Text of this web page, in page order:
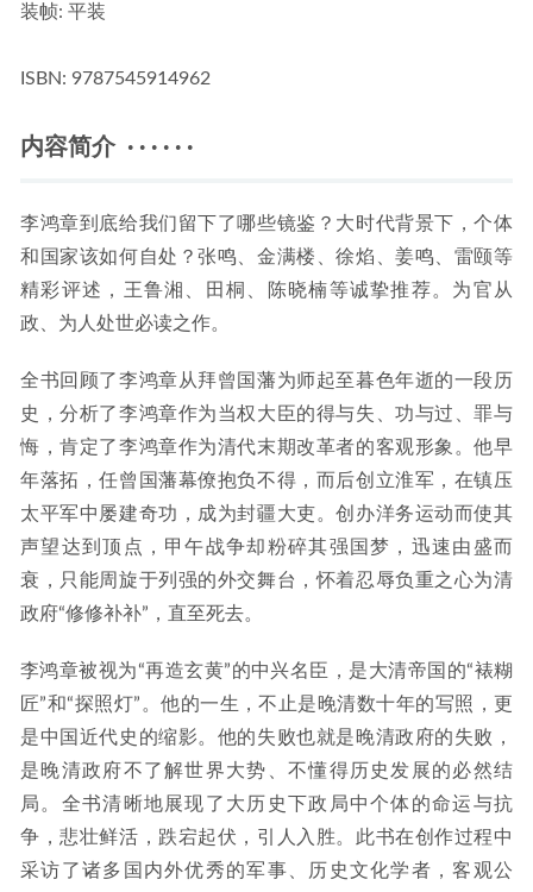
装帧: 平装
ISBN: 9787545914962
内容简介 · · · · · ·
李鸿章到底给我们留下了哪些镜鉴？大时代背景下，个体
和国家该如何自处？张鸣、金满楼、徐焰、姜鸣、雷颐等
精彩评述，王鲁湘、田桐、陈晓楠等诚挚推荐。为官从
政、为人处世必读之作。
全书回顾了李鸿章从拜曾国藩为师起至暮色年逝的一段历
史，分析了李鸿章作为当权大臣的得与失、功与过、罪与
悔，肯定了李鸿章作为清代末期改革者的客观形象。他早
年落拓，任曾国藩幕僚抱负不得，而后创立淮军，在镇压
太平军中屡建奇功，成为封疆大吏。创办洋务运动而使其
声望达到顶点，甲午战争却粉碎其强国梦，迅速由盛而
衰，只能周旋于列强的外交舞台，怀着忍辱负重之心为清
政府“修修补补”，直至死去。
李鸿章被视为“再造玄黄”的中兴名臣，是大清帝国的“裱糊
匠”和“探照灯”。他的一生，不止是晚清数十年的写照，更
是中国近代史的缩影。他的失败也就是晚清政府的失败，
是晚清政府不了解世界大势、不懂得历史发展的必然结
局。全书清晰地展现了大历史下政局中个体的命运与抗
争，悲壮鲜活，跌宕起伏，引人入胜。此书在创作过程中
采访了诸多国内外优秀的军事、历史文化学者，客观公